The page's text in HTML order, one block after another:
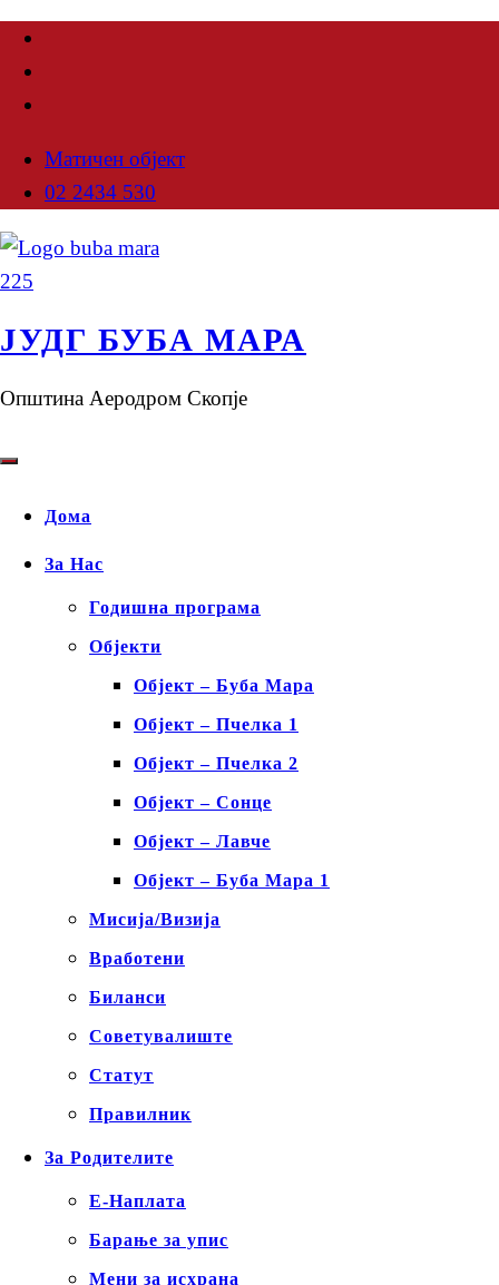
Матичен објект
02 2434 530
ЈУДГ БУБА МАРА
Општина Аеродром Скопје
Дома
За Нас
Годишна програма
Објекти
Објект – Буба Мара
Објект – Пчелка 1
Објект – Пчелка 2
Објект – Сонце
Објект – Лавче
Објект – Буба Мара 1
Мисија/Визија
Вработени
Биланси
Советувалиште
Статут
Правилник
За Родителите
Е-Наплата
Барање за упис
Мени за исхрана